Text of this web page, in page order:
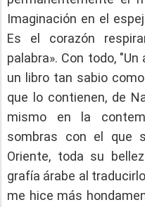
Imaginación en el
Es el corazón
palabra». Con todo,
un libro tan sabio
que lo contienen, de
mismo en la
sombras con el que
Oriente, toda su
grafía árabe al
me hice más